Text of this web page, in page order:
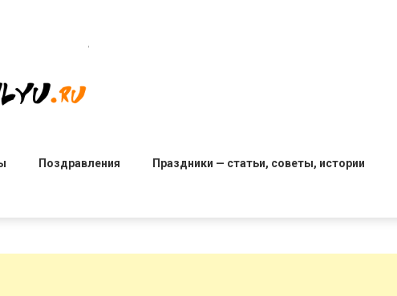
Поздравления Праздники — статьи, советы, истории